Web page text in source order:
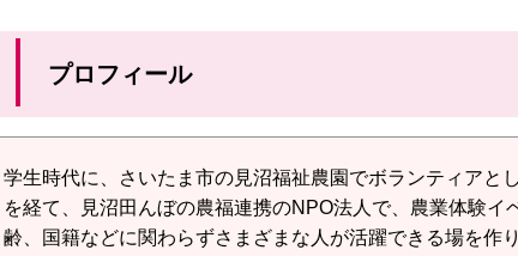
プロフィール
学生時代に、さいたま市の見沼福祉農園でボランティアと
を経て、見沼田んぼの農福連携のNPO法人で、農業体験
齢、国籍などに関わらずさまざまな人が活躍できる場を作